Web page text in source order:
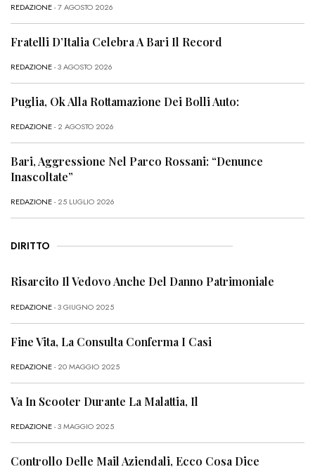
REDAZIONE- 7 AGOSTO 2026
Fratelli D’Italia Celebra A Bari Il Record
REDAZIONE- 3 AGOSTO 2026
Puglia, Ok Alla Rottamazione Dei Bolli Auto:
REDAZIONE- 2 AGOSTO 2026
Bari, Aggressione Nel Parco Rossani: “Denunce
Inascoltate”
REDAZIONE- 25 LUGLIO 2026
DIRITTO
Risarcito Il Vedovo Anche Del Danno Patrimoniale
REDAZIONE- 3 GIUGNO 2025
Fine Vita, La Consulta Conferma I Casi
REDAZIONE- 20 MAGGIO 2025
Va In Scooter Durante La Malattia, Il
REDAZIONE- 3 MAGGIO 2025
Controllo Delle Mail Aziendali, Ecco Cosa Dice